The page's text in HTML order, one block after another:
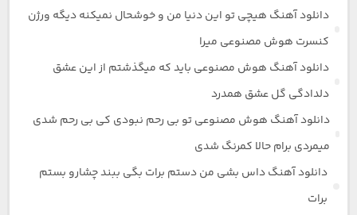
دانلود آهنگ هیچی تو این دنیا من و خوشحال نمیکنه دیگه ورژن
کنسرت هوش مصنوعی میرا
دانلود آهنگ هوش مصنوعی باید که میگذشتم از این عشق
دلدادگی گل عشق همدرد
دانلود آهنگ هوش مصنوعی تو بی رحم نبودی کی بی رحم شدی
میمردی برام حالا کمرنگ شدی
دانلود آهنگ داس بشی من دستم برات بگی ببند چشارو بستم
برات